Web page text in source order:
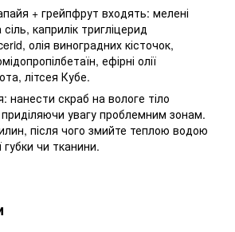
+ грейпфрут входять: мелені
каприлік тригліцерид
олія виноградних кісточок,
ефірні олії
літсея Кубе.
нанести скраб на вологе тіло
увагу проблемним зонам.
після чого змийте теплою водою
чи тканини.